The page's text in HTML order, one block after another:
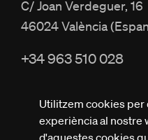
C/ Joan Verdeguer, 16
46024 València
+34 963 510 028
Utilitzem cookies per
experiència al nostre